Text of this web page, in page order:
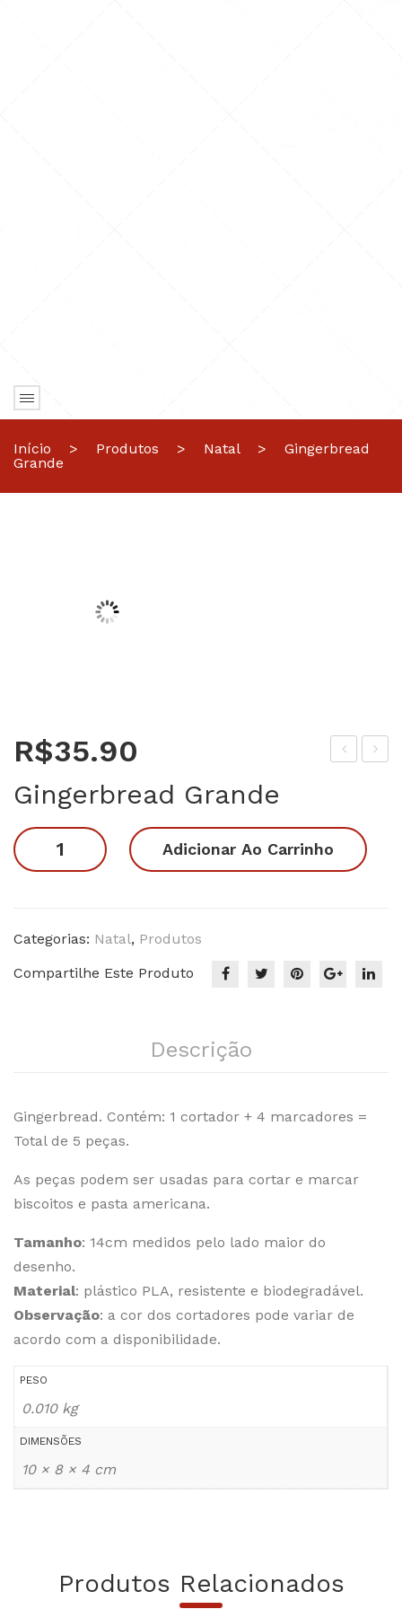
Início > Produtos > Natal >
Gingerbread
Grande
rea
Shr
Nat
R$35.90
Gingerbread Grande
Gingerbread
Grande
Adicionar Ao Carrinho
Categorias: Natal, Produtos
Compartilhe Este Produto
Descrição
Gingerbread. Contém: 1 cortador + 4 marcadores =
Total de 5 peças.
As peças podem ser usadas para cortar e marcar
biscoitos e pasta americana.
Tamanho: 14cm medidos pelo lado maior do
desenho.
Material: plástico PLA, resistente e biodegradável.
Observação: a cor dos cortadores pode variar de
acordo com a disponibilidade.
PESO
0.010 kg
DIMENSÕES
10 × 8 × 4 cm
Produtos Relacionados